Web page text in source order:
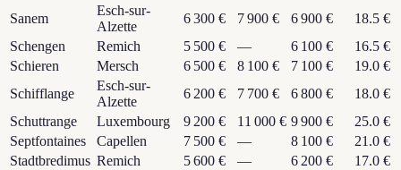
Sanem
Esch-sur-
Alzette
6 300 € 7 900 € 6 900 €
18.5 €
Schengen
Remich 5 500 € — 6 100 €
16.5 €
Schieren
Mersch 6 500 € 8 100 € 7 100 €
19.0 €
Schifflange
Esch-sur-
Alzette
6 200 € 7 700 € 6 800 €
18.0 €
Schuttrange
Luxembourg 9 200 € 11 000 € 9 900 €
25.0 €
Septfontaines
Capellen 7 500 € — 8 100 €
21.0 €
Stadtbredimus Remich 5 600 € — 6 200 €
17.0 €